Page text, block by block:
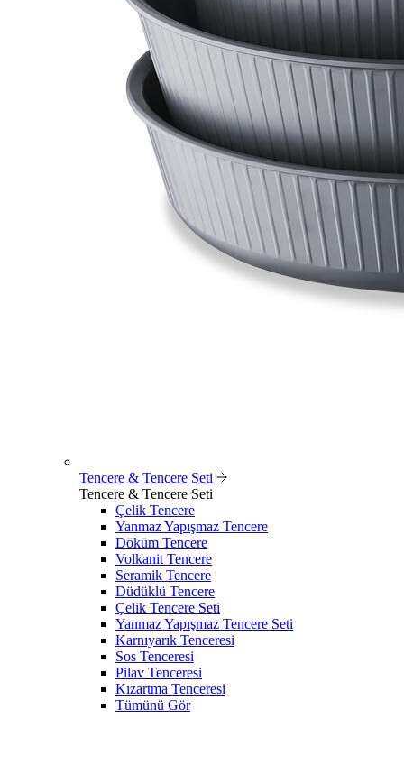
Tencere & Tencere Seti
Tencere & Tencere Seti
Çelik Tencere
Yanmaz Yapışmaz Tencere
Döküm Tencere
Volkanit Tencere
Seramik Tencere
Düdüklü Tencere
Çelik Tencere Seti
Yanmaz Yapışmaz Tencere Seti
Karnıyarık Tenceresi
Sos Tenceresi
Pilav Tenceresi
Kızartma Tenceresi
Tümünü Gör